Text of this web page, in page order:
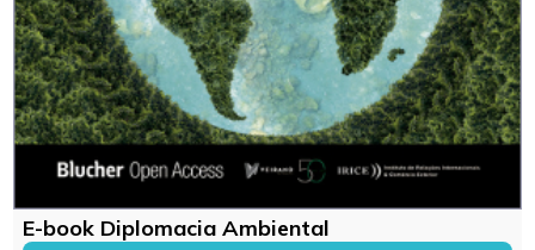
E-book Diplomacia Ambiental